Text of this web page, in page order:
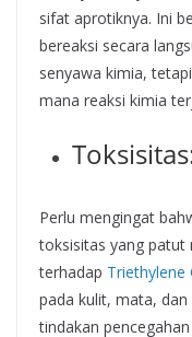
sifat aprotiknya. Ini
bereaksi secara
senyawa kimia,
mana reaksi kimia
Perlu mengingat
toksisitas yang patut
terhadap Triethylene
pada kulit, mata, dan
tindakan